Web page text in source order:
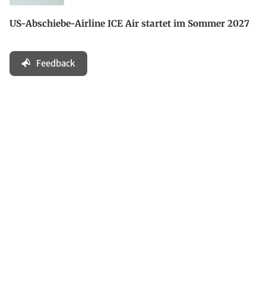
US-Abschiebe-Airline ICE Air startet im Sommer 2027
Feedback